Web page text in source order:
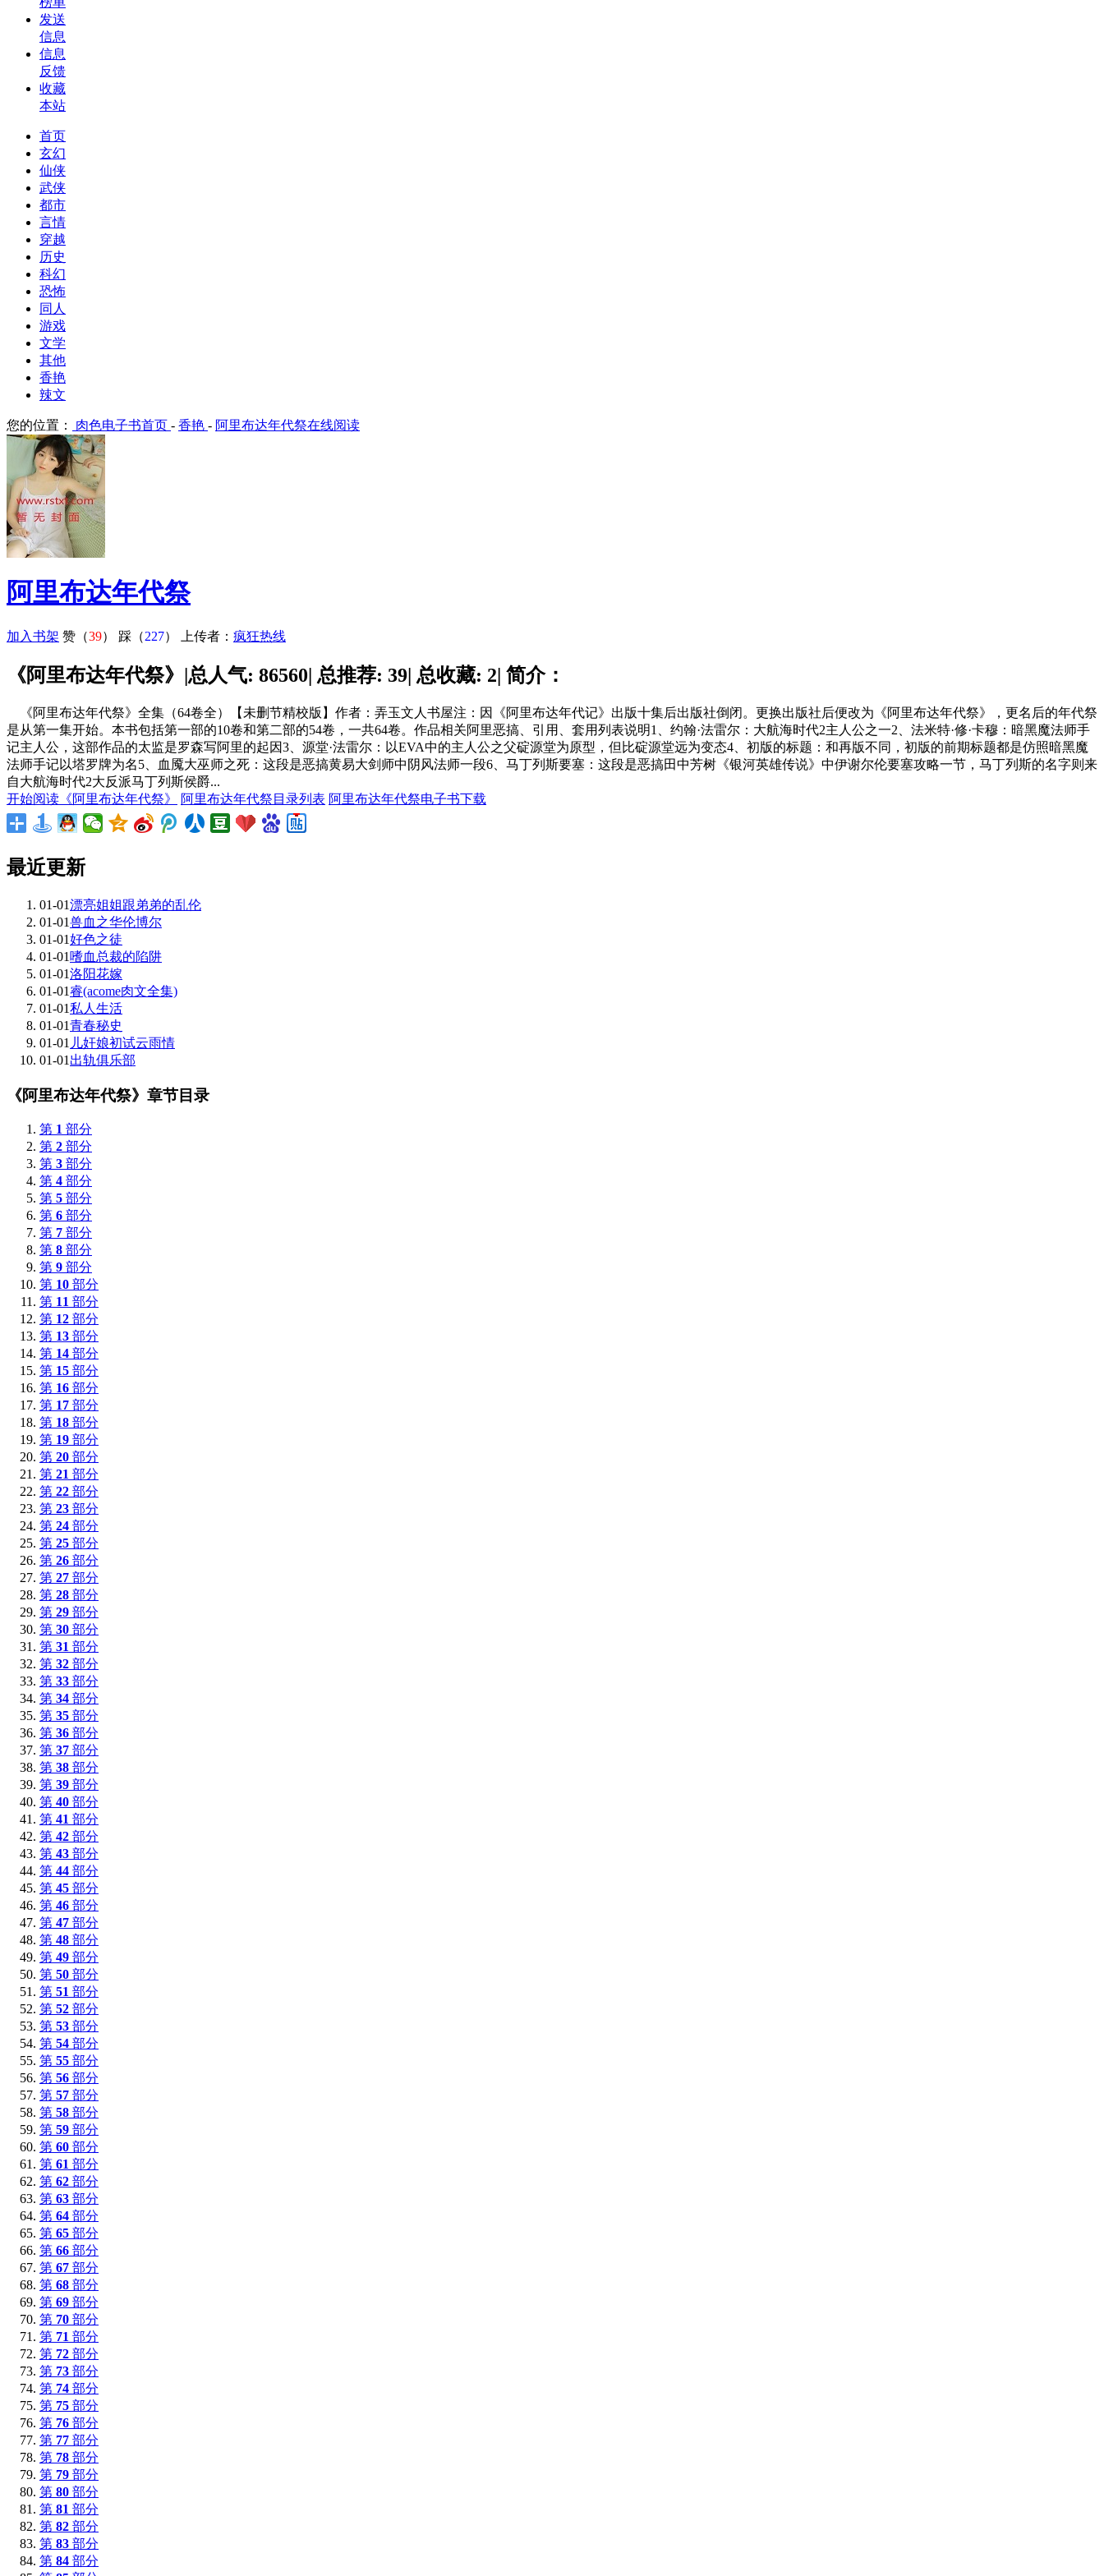
发送
信息
信息
反馈
收藏
本站
首页
玄幻
仙侠
武侠
都市
言情
穿越
历史
科幻
恐怖
同人
游戏
文学
其他
香艳
辣文
您的位置： 肉色电子书首页 - 香艳 - 阿里布达年代祭在线阅读
阿里布达年代祭
加入书架 赞（39） 踩（227） 上传者： 疯狂热线
《阿里布达年代祭》|总人气: 86560| 总推荐: 39| 总收藏: 2| 简介：
《阿里布达年代祭》全集（64卷全）【未删节精校版】作者：弄玉文人书屋注：因《阿里布达年代记》出版十集后出版社倒闭。更换出版社后便改为《阿里布达年代祭》，更名后的年代祭
是从第一集开始。本书包括第一部的10卷和第二部的54卷，一共64卷。作品相关阿里恶搞、引用、套用列表说明1、约翰·法雷尔：大航海时代2主人公之一2、法米特·修·卡穆：暗黑魔法师手
记主人公，这部作品的太监是罗森写阿里的起因3、源堂·法雷尔：以EVA中的主人公之父碇源堂为原型，但比碇源堂远为变态4、初版的标题：和再版不同，初版的前期标题都是仿照暗黑魔
法师手记以塔罗牌为名5、血魇大巫师之死：这段是恶搞黄易大剑师中阴风法师一段6、马丁列斯要塞：这段是恶搞田中芳树《银河英雄传说》中伊谢尔伦要塞攻略一节，马丁列斯的名字则来
自大航海时代2大反派马丁列斯侯爵...
开始阅读《阿里布达年代祭》
阿里布达年代祭目录列表 阿里布达年代祭电子书下载
最近更新
01-01漂亮姐姐跟弟弟的乱伦
01-01兽血之华伦博尔
01-01好色之徒
01-01 嗜血总裁的陷阱
01-01洛阳花嫁
01-01睿(acome肉文全集)
01-01私人生活
01-01青春秘史
01-01 儿奸娘初试云雨情
01-01 出轨俱乐部
《阿里布达年代祭》章节目录
第 1 部分
第 2 部分
第 3 部分
第 4 部分
第 5 部分
第 6 部分
第 7 部分
第 8 部分
第 9 部分
第 10 部分
第 11 部分
第 12 部分
第 13 部分
第 14 部分
第 15 部分
第 16 部分
第 17 部分
第 18 部分
第 19 部分
第 20 部分
第 21 部分
第 22 部分
第 23 部分
第 24 部分
第 25 部分
第 26 部分
第 27 部分
第 28 部分
第 29 部分
第 30 部分
第 31 部分
第 32 部分
第 33 部分
第 34 部分
第 35 部分
第 36 部分
第 37 部分
第 38 部分
第 39 部分
第 40 部分
第 41 部分
第 42 部分
第 43 部分
第 44 部分
第 45 部分
第 46 部分
第 47 部分
第 48 部分
第 49 部分
第 50 部分
第 51 部分
第 52 部分
第 53 部分
第 54 部分
第 55 部分
第 56 部分
第 57 部分
第 58 部分
第 59 部分
第 60 部分
第 61 部分
第 62 部分
第 63 部分
第 64 部分
第 65 部分
第 66 部分
第 67 部分
第 68 部分
第 69 部分
第 70 部分
第 71 部分
第 72 部分
第 73 部分
第 74 部分
第 75 部分
第 76 部分
第 77 部分
第 78 部分
第 79 部分
第 80 部分
第 81 部分
第 82 部分
第 83 部分
第 84 部分